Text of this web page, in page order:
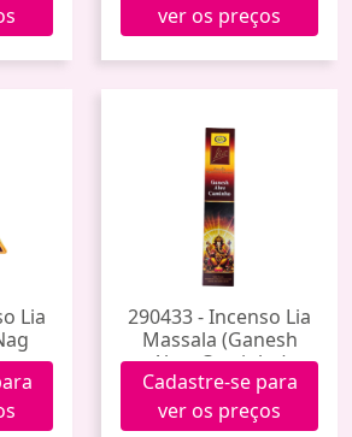
ver os preços
Lia
290433 - Incenso Lia
Massala (Ganesh
Abre Caminho)
Cadastre-se para
ver os preços